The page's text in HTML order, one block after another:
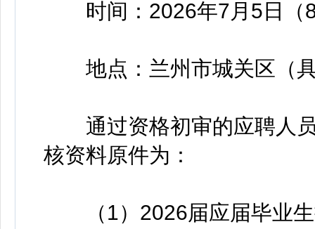
时间：2026年7月5日（
地点：兰州市城关区（具
通过资格初审的应聘人员
核资料原件为：
（1）2026届应届毕业生